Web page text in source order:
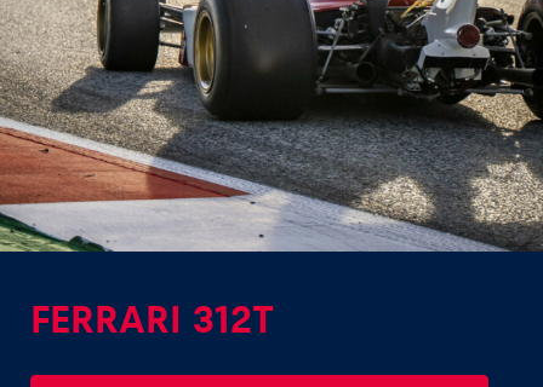
Events
Alle anzeigen
FERRARI 312T